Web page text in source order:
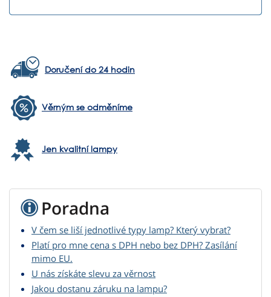
Doručení do 24 hodin
Věrným se odměníme
Jen kvalitní lampy
Poradna
V čem se liší jednotlivé typy lamp? Který vybrat?
Platí pro mne cena s DPH nebo bez DPH? Zasílání
mimo EU.
U nás získáte slevu za věrnost
Jakou dostanu záruku na lampu?